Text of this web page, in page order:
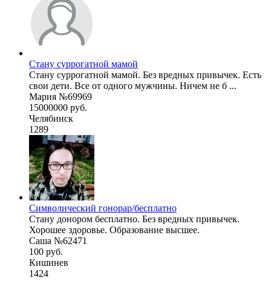
Стану суррогатной мамой
Стану суррогатной мамой. Без вредных привычек. Есть
свои дети. Все от одного мужчины. Ничем не б ...
Мария №69969
15000000 руб.
Челябинск
1289
Символический гонорар/бесплатно
Стану донором бесплатно. Без вредных привычек.
Хорошее здоровье. Образование высшее.
Саша №62471
100 руб.
Кишинев
1424